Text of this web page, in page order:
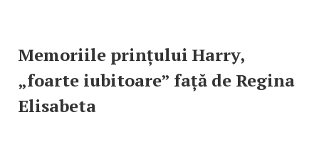
Memoriile prințului Harry,
„foarte iubitoare” față de Regina
Elisabeta